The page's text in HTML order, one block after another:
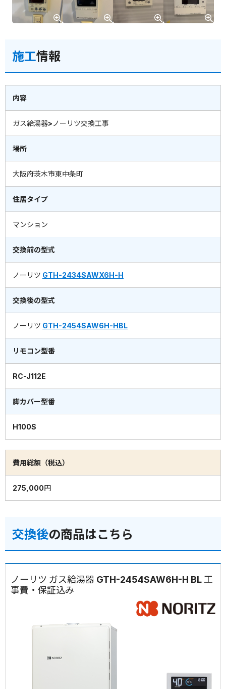
施工情報
内容
ガス給湯器>ノーリツ交換工事
場所
大阪府茨木市東中条町
住居タイプ
マンション
交換前の型式
ノーリツ GTH-2434SAWX6H-H
交換後の型式
ノーリツ GTH-2454SAW6H-HBL
リモコン型番
RC-J112E
脚カバー型番
H100S
費用総額（税込）
275,000円
交換後の商品はこちら
ノーリツ ガス給湯器 GTH-2454SAW6H-H BL 工
事費・保証込み